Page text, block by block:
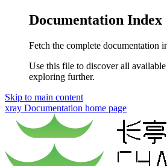
Documentation Index
Fetch the complete documentation
Use this file to discover all available
exploring further.
Skip to main content
xray Documentation home page